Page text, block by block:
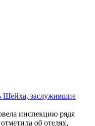
Шейха, заслужившие
инспекцию рядя
об отелях,